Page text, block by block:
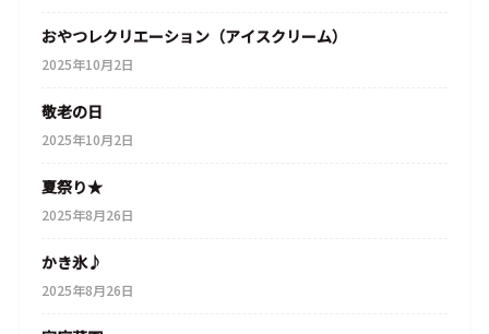
おやつレクリエーション（アイスクリーム）
2025年10月2日
敬老の日
2025年10月2日
夏祭り★
2025年8月26日
かき氷♪
2025年8月26日